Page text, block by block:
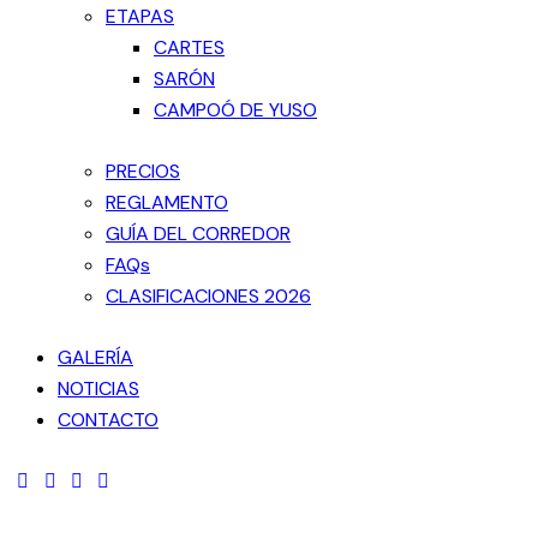
ETAPAS
CARTES
SARÓN
CAMPOÓ DE YUSO
PRECIOS
REGLAMENTO
GUÍA DEL CORREDOR
FAQs
CLASIFICACIONES 2026
GALERÍA
NOTICIAS
CONTACTO